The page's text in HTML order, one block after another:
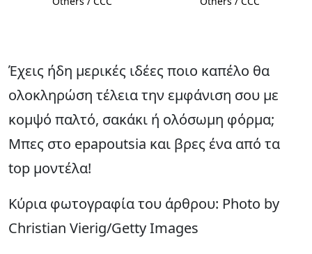
Έχεις ήδη μερικές ιδέες ποιο καπέλο θα
ολοκληρώση τέλεια την εμφάνιση σου με
κομψό παλτό, σακάκι ή ολόσωμη φόρμα;
Μπες στο epapoutsia και βρες ένα από τα
top μοντέλα!
Κύρια φωτογραφία του άρθρου: Photo by
Christian Vierig/Getty Images